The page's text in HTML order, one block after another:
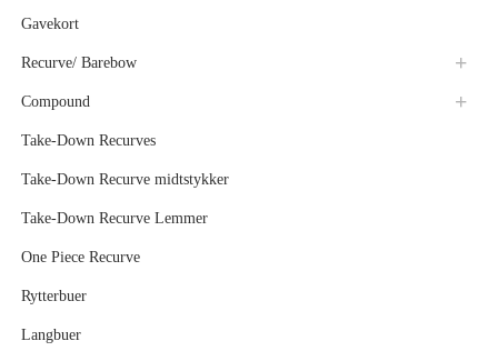
Gavekort
Recurve/ Barebow
Compound
Take-Down Recurves
Take-Down Recurve midtstykker
Take-Down Recurve Lemmer
One Piece Recurve
Rytterbuer
Langbuer